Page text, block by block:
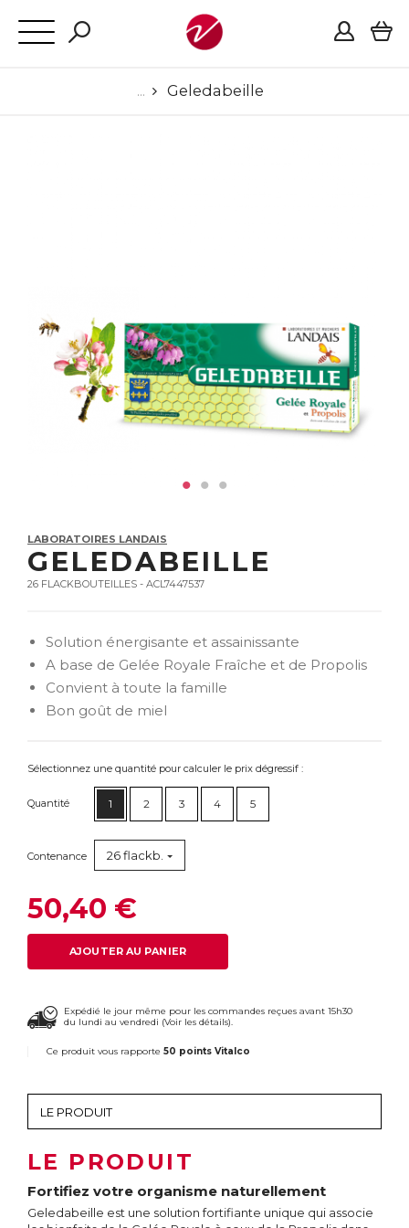
Geledabeille
LABORATOIRES LANDAIS
GELEDABEILLE
26 FLACKBOUTEILLES - ACL7447537
Solution énergisante et assainissante
A base de Gelée Royale Fraîche et de Propolis
Convient à toute la famille
Bon goût de miel
Sélectionnez une quantité pour calculer le prix dégressif :
Quantité 1 2 3 4 5
Contenance 26 flackb.
50,40 €
AJOUTER AU PANIER
Expédié le jour même pour les commandes reçues avant 15h30
du lundi au vendredi (Voir les détails).
Ce produit vous rapporte 50 points Vitalco
LE PRODUIT
Fortifiez votre organisme naturellement
Geledabeille est une solution fortifiante unique qui associe